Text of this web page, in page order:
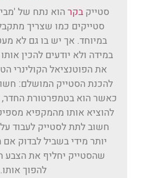
סטייקבקרהוא נתח של
סטייקים כמו שצריך
במיוחד. אך יש בו גם לא
במידה ולא יודעים להכין
להכנת הסטייק המושלם:
כאשר הוא בטמפרטורת
להוציא אותו מהמקפיא
חשוב לתת לסטייק לעבוד
יותר מידי בשביל לבדוק
שהסטייק יחליף את הצבע
להפוך